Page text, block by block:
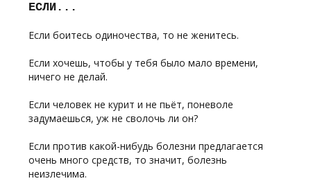
ЕСЛИ...
Если боитесь одиночества, то не женитесь.
Если хочешь, чтобы у тебя было мало времени,
ничего не делай.
Если человек не курит и не пьёт, поневоле
задумаешься, уж не сволочь ли он?
Если против какой-нибудь болезни предлагается
очень много средств, то значит, болезнь
неизлечима.